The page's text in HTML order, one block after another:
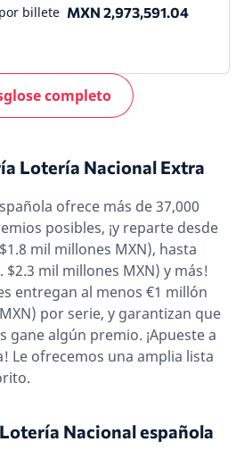
billete MXN 2,973,591.04
completo
Lotería Nacional Extra
ofrece más de 37,000
posibles, ¡y reparte desde
mil millones MXN), hasta
mil millones MXN) y más!
entregan al menos €1 millón
por serie, y garantizan que
gane algún premio. ¡Apueste a
Le ofrecemos una amplia lista
Nacional española